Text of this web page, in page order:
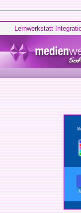
Lernwerkstatt